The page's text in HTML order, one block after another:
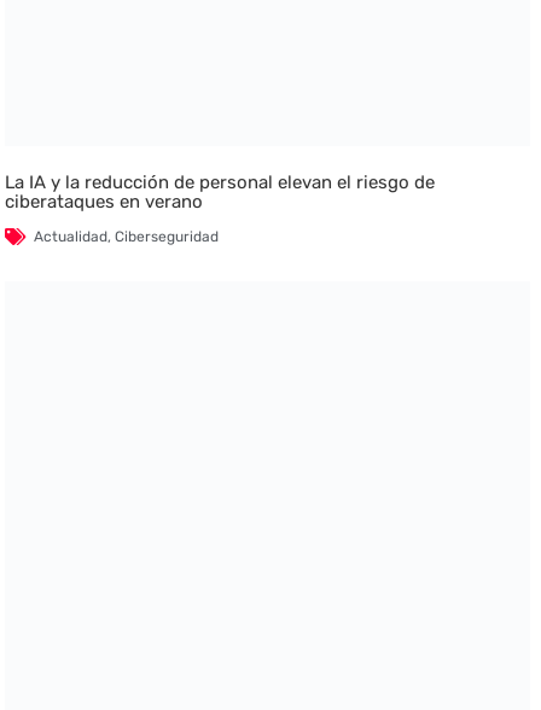
La IA y la reducción de personal elevan el riesgo de
ciberataques en verano
Actualidad,Ciberseguridad